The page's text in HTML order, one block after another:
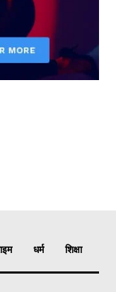
धर्म शिक्षा